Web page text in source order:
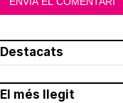
Destacats
El més llegit